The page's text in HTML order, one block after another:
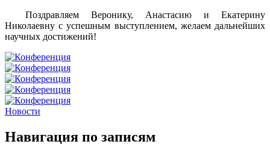
Поздравляем Веронику, Анастасию и Екатерину
Николаевну с успешным выступлением, желаем дальнейших
научных достижений!
Новости
Навигация по записям